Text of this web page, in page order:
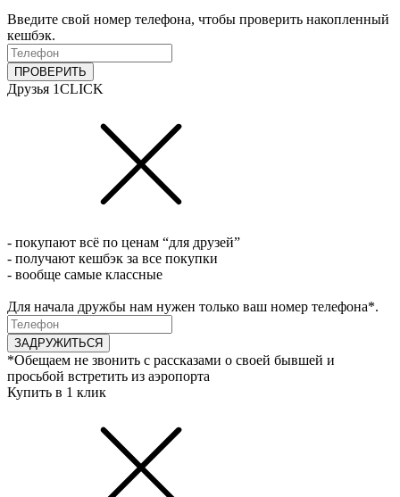
Введите свой номер телефона, чтобы проверить накопленный
кешбэк.
ПРОВЕРИТЬ
Друзья 1CLICK
- покупают всё по ценам “для друзей”
- получают кешбэк за все покупки
- вообще самые классные
Для начала дружбы нам нужен только ваш номер телефона*.
ЗАДРУЖИТЬСЯ
*Обещаем не звонить с рассказами о своей бывшей и
просьбой встретить из аэропорта
Купить в 1 клик